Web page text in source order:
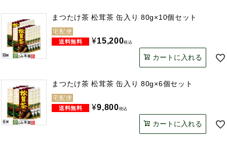
まつたけ茶 松茸茶 缶入り 80g×10個セット
宅配便
¥15,200税込
カートに入れる
まつたけ茶 松茸茶 缶入り 80g×6個セット
宅配便
¥9,800税込
カートに入れる